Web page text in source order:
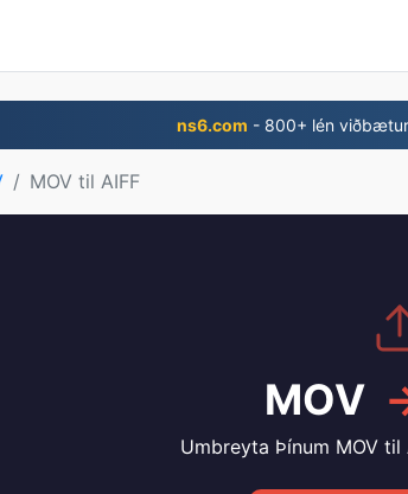
ns6.com - 800+ lén
MOV til AIFF
MOV
Umbreyta Þínum MOV til